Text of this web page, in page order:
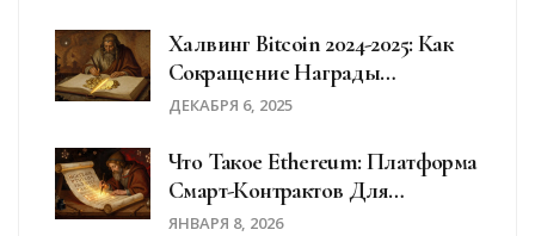
Халвинг Bitcoin 2024-2025: Как
Сокращение Награды
Майнеров Изменило Цену BTC
ДЕКАБРЯ 6, 2025
Что Такое Ethereum: Платформа
Смарт-Контрактов Для
Начинающих
ЯНВАРЯ 8, 2026